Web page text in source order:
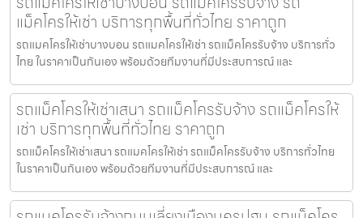
แม็คโครให้เช่า บริการทุกพื้นที่ทั่วไทย ราคาถูก
รถแมคโครให้เช่าบางบอน รถแมคโครให้เช่า รถแม็คโครรับจ้าง บริการทั่ว
ไทย ในราคาเป็นกันเอง พร้อมด้วยทีมงานที่มีประสบการณ์ และ
รถแม็คโครให้เช่าเสนา รถแม็คโครรับจ้าง รถแม็คโครให้
เช่า บริการทุกพื้นที่ทั่วไทย ราคาถูก
รถแม็คโครให้เช่าเสนา รถแมคโครให้เช่า รถแม็คโครรับจ้าง บริการทั่วไทย
ในราคาเป็นกันเอง พร้อมด้วยทีมงานที่มีประสบการณ์ และ